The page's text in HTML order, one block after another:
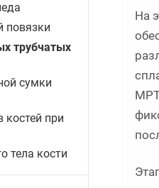
На
повязки
трубчатых
сумки
костей при
тела кости